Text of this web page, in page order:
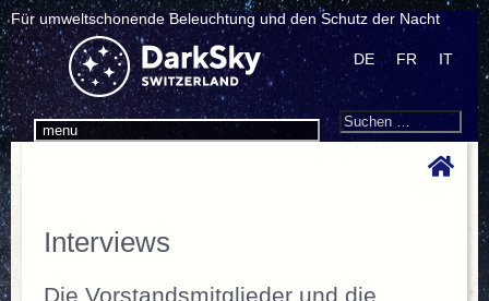
Für umweltschonende Beleuchtung und den Schutz der Nacht
menu
DE FR IT
Search
Suchen
Interviews
Die Vorstandsmitglieder und die